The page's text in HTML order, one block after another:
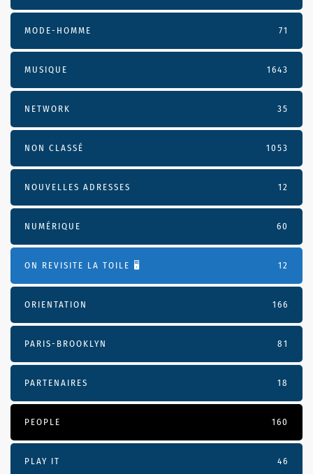
MODE-HOMME 71
MUSIQUE 1643
NETWORK 35
NON CLASSÉ 1053
NOUVELLES ADRESSES 12
NUMÉRIQUE 60
ON REVISITE LA TOILE 🖥️ 12
ORIENTATION 166
PARIS-BROOKLYN 81
PARTENAIRES 18
PEOPLE 160
PLAY IT 46